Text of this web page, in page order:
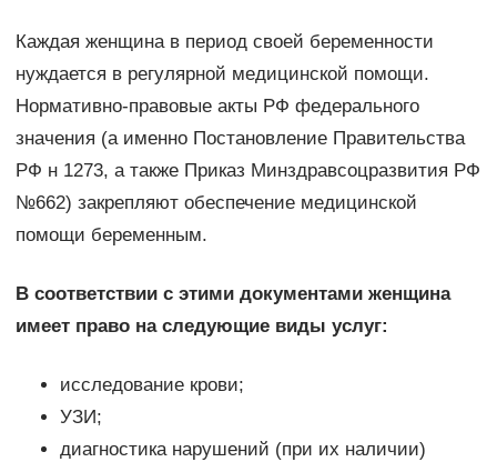
Каждая женщина в период своей беременности
нуждается в регулярной медицинской помощи.
Нормативно-правовые акты РФ федерального
значения (а именно Постановление Правительства
РФ н 1273, а также Приказ Минздравсоцразвития РФ
№662) закрепляют обеспечение медицинской
помощи беременным.
В соответствии с этими документами женщина
имеет право на следующие виды услуг:
исследование крови;
УЗИ;
диагностика нарушений (при их наличии)